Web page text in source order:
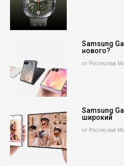
Samsung
нового?
от Ростислав
Samsung
широкий
от Ростислав